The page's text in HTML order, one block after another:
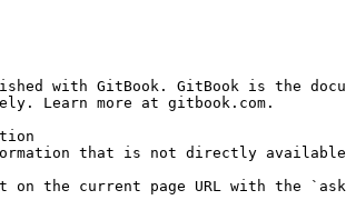
with GitBook. GitBook is the
Learn more at gitbook.com.
that is not directly available
on the current page URL with the